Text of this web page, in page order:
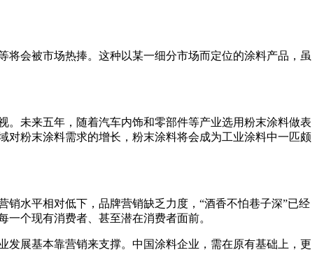
会被市场热捧。这种以某一细分市场而定位的涂料产品，虽
未来五年，随着汽车内饰和零部件等产业选用粉末涂料做表
粉末涂料需求的增长，粉末涂料将会成为工业涂料中一匹颇
水平相对低下，品牌营销缺乏力度，“酒香不怕巷子深”已经
个现有消费者、甚至潜在消费者面前。
展基本靠营销来支撑。中国涂料企业，需在原有基础上，更